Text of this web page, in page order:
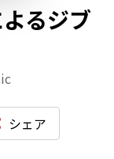
るジブ
シェア